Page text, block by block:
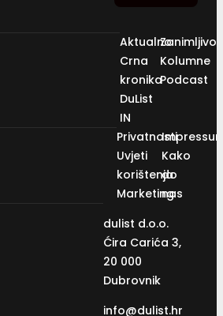
Aktualno
Crna
kronika
DuList
IN
Kolumne
Podcast
Privatnosti
Uvjeti
korištenja
Marketing
Kako
do
nas
dulist d.o.o.
Ćira Carića 3,
20 000
Dubrovnik
info@dulist.hr